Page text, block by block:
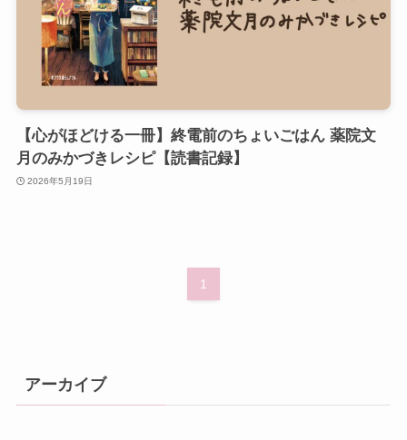
【心がほどける一冊】終電前のちょいごはん 薬院文
月のみかづきレシピ【読書記録】
2026年5月19日
1
アーカイブ